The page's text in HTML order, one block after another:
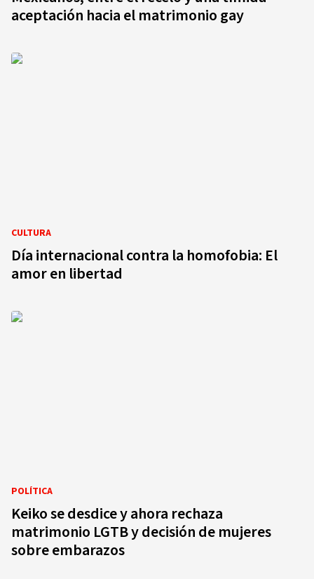
aceptación hacia el matrimonio gay
CULTURA
Día internacional contra la homofobia: El
amor en libertad
POLÍTICA
Keiko se desdice y ahora rechaza
matrimonio LGTB y decisión de mujeres
sobre embarazos